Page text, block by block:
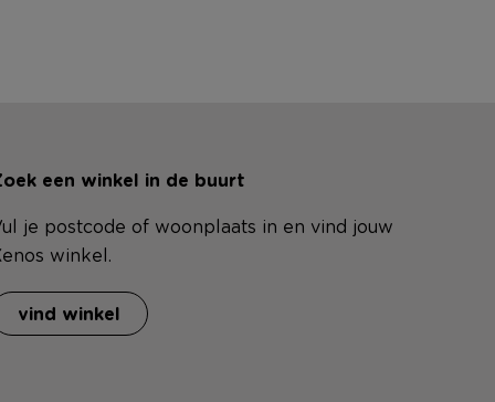
een winkel in de buurt
je postcode of woonplaats in en vind jouw
winkel.
vind winkel